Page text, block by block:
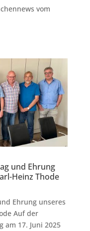
vom
und Ehrung
Heinz Thode
Ehrung unseres
Auf der
am 17. Juni 2025